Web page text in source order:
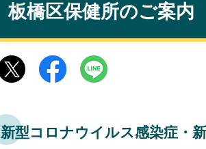
板橋区保健所のご案内
新型コロナウイルス感染症・